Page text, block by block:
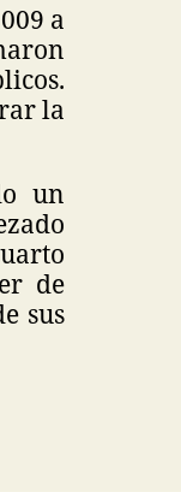
a
la
un
de
sus